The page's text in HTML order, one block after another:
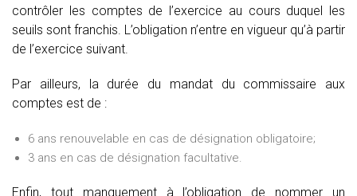
contrôler les comptes de l’exercice au cours duquel les
seuils sont franchis. L’obligation n’entre en vigueur qu’à partir
de l’exercice suivant.
Par ailleurs, la durée du mandat du commissaire aux
comptes est de :
6 ans renouvelable en cas de désignation obligatoire;
3 ans en cas de désignation facultative.
Enfin, tout manquement à l’obligation de nommer un